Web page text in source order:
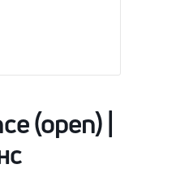
(open) |